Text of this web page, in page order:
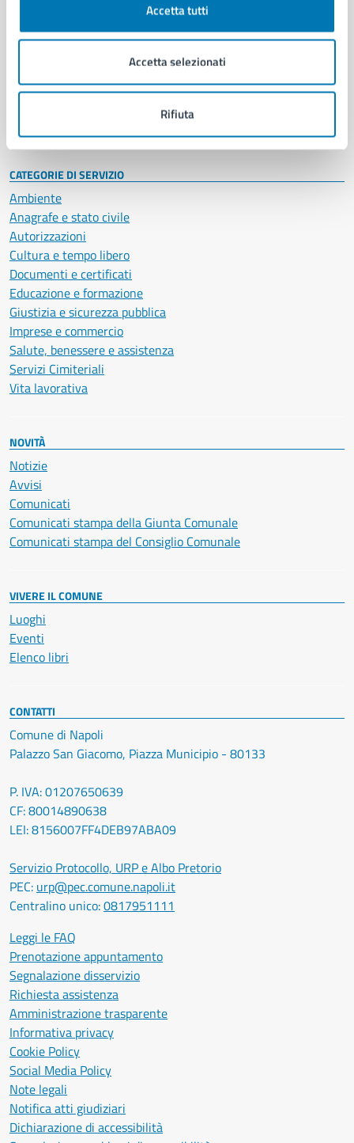
Accetta tutti
Accetta selezionati
Rifiuta
Enti e fondazioni
Personale amministrativo
Intranet, posta aziendale e protocollo
CATEGORIE DI SERVIZIO
Ambiente
Anagrafe e stato civile
Autorizzazioni
Cultura e tempo libero
Documenti e certificati
Educazione e formazione
Giustizia e sicurezza pubblica
Imprese e commercio
Salute, benessere e assistenza
Servizi Cimiteriali
Vita lavorativa
NOVITÀ
Notizie
Avvisi
Comunicati
Comunicati stampa della Giunta Comunale
Comunicati stampa del Consiglio Comunale
VIVERE IL COMUNE
Luoghi
Eventi
Elenco libri
CONTATTI
Comune di Napoli
Palazzo San Giacomo, Piazza Municipio - 80133
P. IVA: 01207650639
CF: 80014890638
LEI: 8156007FF4DEB97ABA09
Servizio Protocollo, URP e Albo Pretorio
PEC: urp@pec.comune.napoli.it
Centralino unico:0817951111
Leggi le FAQ
Prenotazione appuntamento
Segnalazione disservizio
Richiesta assistenza
Amministrazione trasparente
Informativa privacy
Cookie Policy
Social Media Policy
Note legali
Notifica atti giudiziari
Dichiarazione di accessibilità